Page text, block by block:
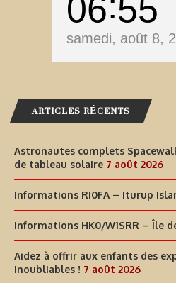
06 55
samedi, août 8,
ARTICLES RÉCENTS
Astronautes complets
de tableau solaire 7 août 2026
Informations RI0FA – Iturup
Informations HK0/W1SRR – Île
Aidez à offrir aux enfants des
inoubliables ! 7 août 2026